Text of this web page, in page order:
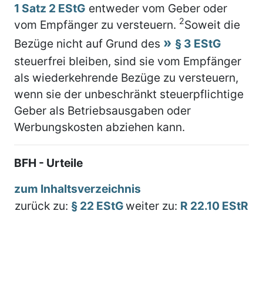
1 Satz 2 EStG entweder vom Geber oder
vom Empfänger zu versteuern. 2Soweit die
Bezüge nicht auf Grund des
§ 3 EStG
steuerfrei bleiben, sind sie vom Empfänger
als wiederkehrende Bezüge zu versteuern,
wenn sie der unbeschränkt steuerpflichtige
Geber als Betriebsausgaben oder
Werbungskosten abziehen kann.
BFH - Urteile
zum Inhaltsverzeichnis
zurück zu: § 22 EStGweiter zu: R 22.10 EStR